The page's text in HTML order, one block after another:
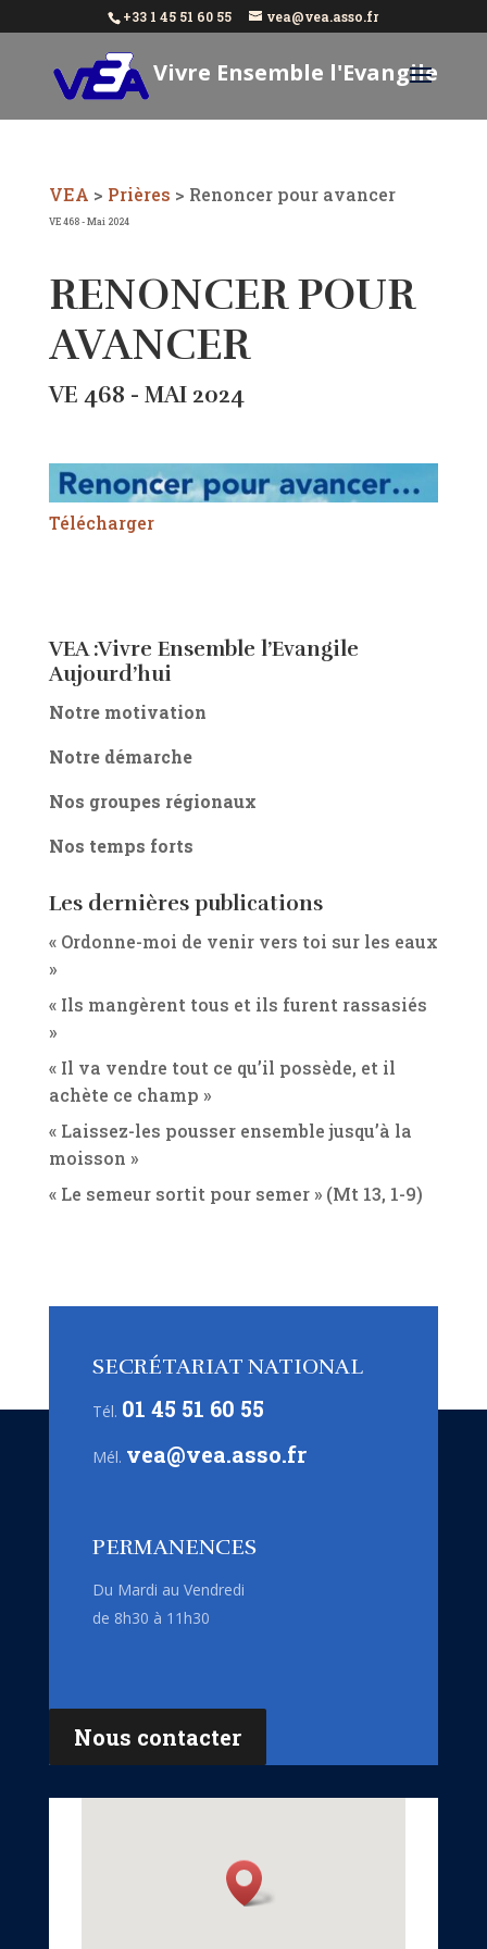
+33 1 45 51 60 55 vea@vea.asso.fr
Vivre Ensemble l'Evangile
VEA > Prières > Renoncer pour avancer
VE 468 - Mai 2024
RENONCER POUR
AVANCER
VE 468 - MAI 2024
Télécharger
VEA :Vivre Ensemble l’Evangile
Aujourd’hui
Notre motivation
Notre démarche
Nos groupes régionaux
Nos temps forts
Les dernières publications
« Ordonne-moi de venir vers toi sur les eaux
»
« Ils mangèrent tous et ils furent rassasiés
»
« Il va vendre tout ce qu’il possède, et il
achète ce champ »
« Laissez-les pousser ensemble jusqu’à la
moisson »
« Le semeur sortit pour semer » (Mt 13, 1-9)
SECRÉTARIAT NATIONAL
Tél. 01 45 51 60 55
Mél. vea@vea.asso.fr
PERMANENCES
Du Mardi au Vendredi
de 8h30 à 11h30
Nous contacter